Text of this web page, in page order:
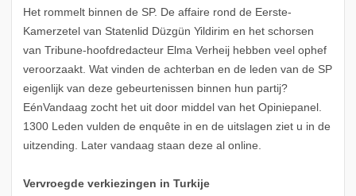
Het rommelt binnen de SP. De affaire rond de Eerste-
Kamerzetel van Statenlid Düzgün Yildirim en het schorsen
van Tribune-hoofdredacteur Elma Verheij hebben veel ophef
veroorzaakt. Wat vinden de achterban en de leden van de SP
eigenlijk van deze gebeurtenissen binnen hun partij?
EénVandaag zocht het uit door middel van het Opiniepanel.
1300 Leden vulden de enquête in en de uitslagen ziet u in de
uitzending. Later vandaag staan deze al online.
Vervroegde verkiezingen in Turkije